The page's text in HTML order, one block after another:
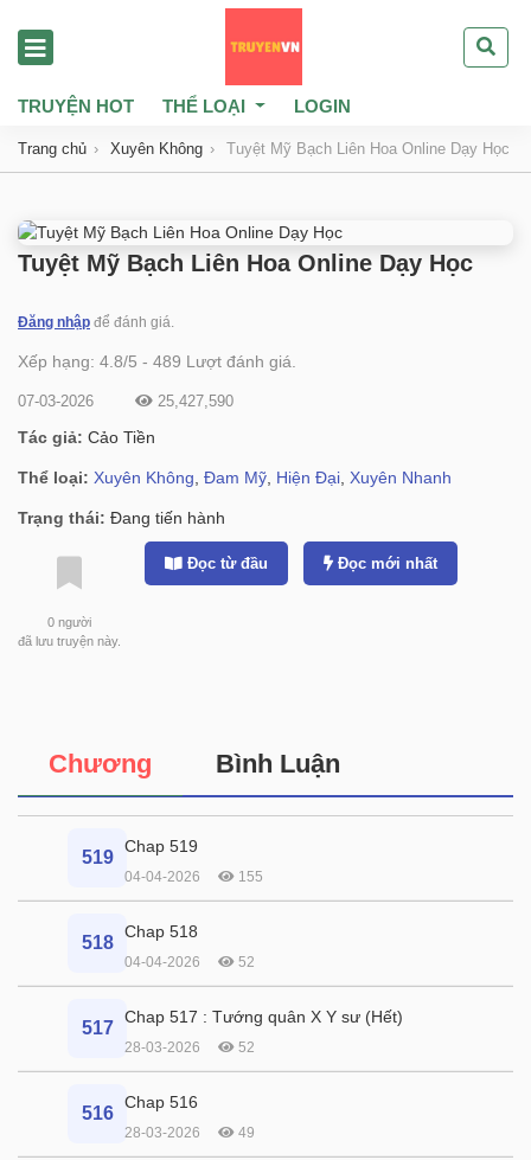
TRUYỆN HOT THỂ LOẠI LOGIN
Trang chủ Xuyên Không Tuyệt Mỹ Bạch Liên Hoa Online Dạy Học
Tuyệt Mỹ Bạch Liên Hoa Online Dạy Học
Đăng nhập để đánh giá.
Xếp hạng: 4.8/5 - 489 Lượt đánh giá.
07-03-2026 25,427,590
Tác giả: Cảo Tiền
Thể loại: Xuyên Không Đam Mỹ Hiện Đại Xuyên Nhanh
Trạng thái: Đang tiến hành
0 người
đã lưu truyện này.
Đọc từ đầu Đọc mới nhất
Chương Bình Luận
519
Chap 519
04-04-2026 155
518
Chap 518
04-04-2026 52
517
Chap 517 : Tướng quân X Y sư (Hết)
28-03-2026 52
516
Chap 516
28-03-2026 49